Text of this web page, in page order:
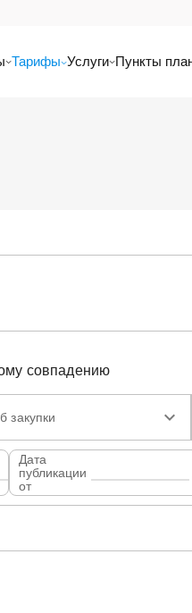
Тарифы Услуги Пункты
совпадению
закупки
Дата
публикации
от